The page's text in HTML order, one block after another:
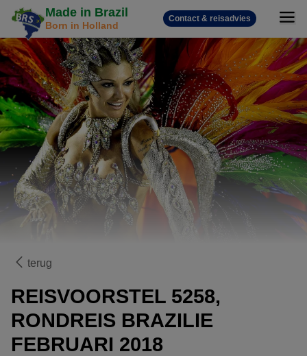
Made in Brazil
Born in Holland
Contact & reisadvies
terug
REISVOORSTEL 5258,
RONDREIS BRAZILIE
FEBRUARI 2018